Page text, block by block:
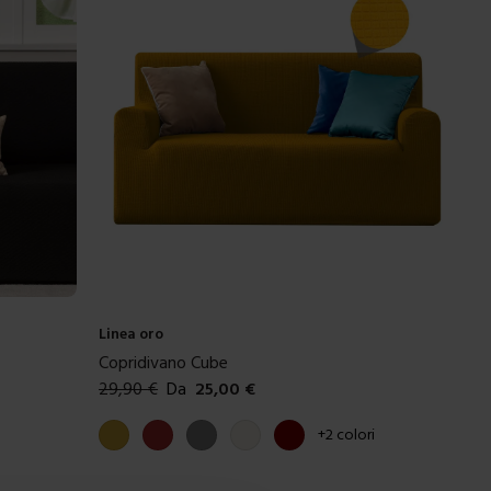
Linea oro
Copridivano Cube
29,90€ Da 25,00 €
Colori disponibili
Oro MarroneGrigio PannaBordeaux
+2 colori